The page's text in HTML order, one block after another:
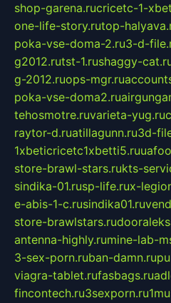
shop-garena.rucricetc-1-
one-life-story.rutop-
poka-vse-doma-2.ru3-d-
g2012.rutst-1.rushaggy-
g-2012.ruops-mgr.ru
poka-vse-doma2.ru
tehosmotre.ruvarieta-yug.ru
raytor-d.ruatillagunn.ru3d-
1xbeticricetc1xbetti5.ru
store-brawl-stars.rukts-
sindika-01.rusp-life.rux-
e-abis-1-c.rusindika01.ru
store-brawlstars.ru
antenna-highly.rumine-lab-
3-sex-porn.ruban-damn.ru
viagra-tablet.rufasbags.ru
fincontech.ru3sexporn.ru